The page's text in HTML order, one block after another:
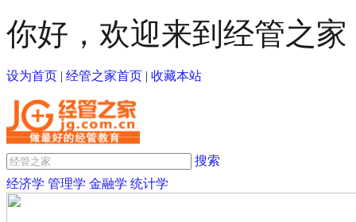
你好，欢迎来到经管之家
设为首页 | 经管之家首页 | 收藏本站
搜索
经济学 管理学 金融学 统计学